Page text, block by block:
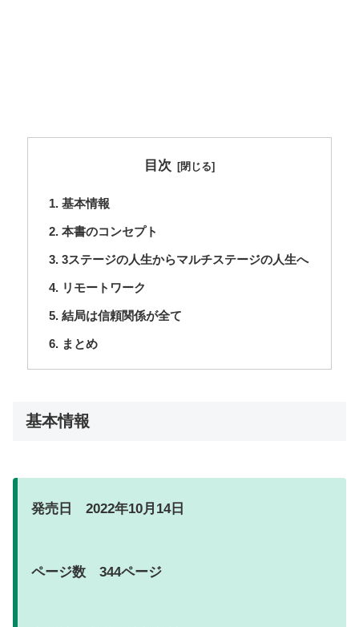
目次
基本情報
本書のコンセプト
3ステージの人生からマルチステージの人生へ
リモートワーク
結局は信頼関係が全て
まとめ
基本情報
発売日 2022年10月14日
ページ数 344ページ